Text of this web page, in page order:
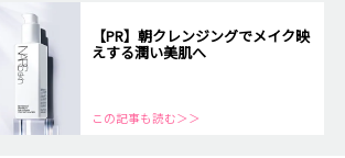
【PR】朝クレンジングでメイク映
えする潤い美肌へ
この記事も読む＞＞